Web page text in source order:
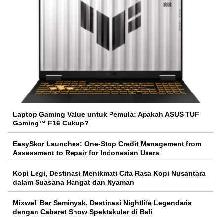
Laptop Gaming Value untuk Pemula: Apakah ASUS TUF
Gaming™ F16 Cukup?
EasySkor Launches: One-Stop Credit Management from
Assessment to Repair for Indonesian Users
Kopi Legi, Destinasi Menikmati Cita Rasa Kopi Nusantara
dalam Suasana Hangat dan Nyaman
Mixwell Bar Seminyak, Destinasi Nightlife Legendaris
dengan Cabaret Show Spektakuler di Bali